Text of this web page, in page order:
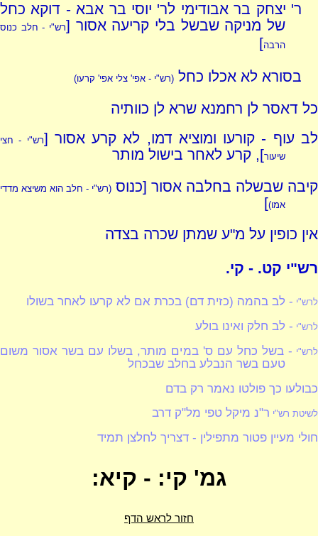
ר' יצחק בר אבודימי לר' יוסי בר אבא - דוקא כחל
של מניקה שבשל בלי קריעה אסור [רש"י - חלב כנוס
הרבה]
בסורא לא אכלו כחל(רש"י - אפי' צלי אפי' קרעו)
כל דאסר לן רחמנא שרא לן כוותיה
לב עוף - קורעו ומוציא דמו, לא קרע אסור [רש"י - חצי
שיעור], קרע לאחר בישול מותר
קיבה שבשלה בחלבה אסור [כנוס (רש"י - חלב הוא משיצא מדדי
אמו)]
אין כופין על מ"ע שמתן שכרה בצדה
רש"י קט. - קי.
לרש"י - לב בהמה (כזית דם) בכרת אם לא קרעו לאחר בשולו
לרש"י - לב חלק ואינו בולע
לרש"י - בשל כחל עם ס' במים מותר, בשלו עם בשר אסור משום
טעם בשר הנבלע בחלב שבכחל
כבולעו כך פולטו נאמר רק בדם
לשיטת רש"י ר"נ מיקל טפי מל"ק דרב
חולי מעיין פטור מתפילין - דצריך לחלצן תמיד
גמ' קי: - קיא:
חזור לראש הדף